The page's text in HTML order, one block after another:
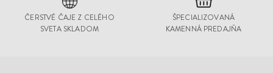
ČERSTVÉ ČAJE Z CELÉHO
SVETA SKLADOM
ŠPECIALIZOVANÁ
KAMENNÁ PREDAJŇA